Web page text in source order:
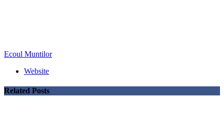
Ecoul Muntilor
Website
Related Posts